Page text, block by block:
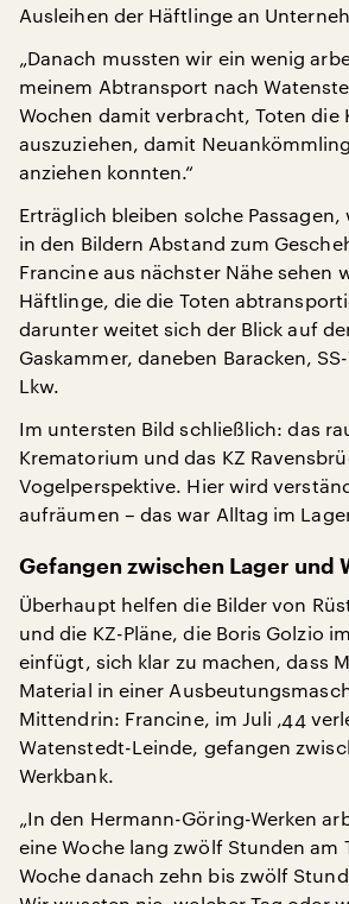
Ausleihen der Häftlinge an
„Danach mussten wir ein wenig
meinem Abtransport nach
Wochen damit verbracht, Toten die
auszuziehen, damit
anziehen konnten.“
Erträglich bleiben solche Passagen,
in den Bildern Abstand zum
Francine aus nächster Nähe sehen
Häftlinge, die die Toten
darunter weitet sich der Blick auf
Gaskammer, daneben Baracken,
Lkw.
Im untersten Bild schließlich: das
Krematorium und das KZ
Vogelperspektive. Hier wird
aufräumen – das war Alltag im
Gefangen zwischen Lager und
Überhaupt helfen die Bilder von
und die KZ-Pläne, die Boris Golzio
einfügt, sich klar zu machen, dass
Material in einer
Mittendrin: Francine, im Juli ‚44
Watenstedt-Leinde, gefangen
Werkbank.
„In den Hermann-Göring-Werken
eine Woche lang zwölf Stunden am
Woche danach zehn bis zwölf